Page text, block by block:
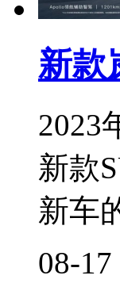
新款
2023
新款
新车
08-17